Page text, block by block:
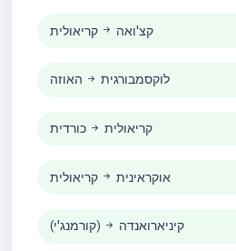
קצ'ואה קריאולית
לוקסמבורגית האוזה
קריאולית כורדית
אוקראינית קריאולית
(קורמנג'י) קיניארואנדה